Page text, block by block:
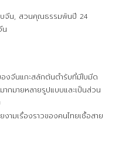
บจีน, สวนคุณธรรมพันปี 24
น
งจีนแกะสลักต้นตำรับที่มีใบมีด
ากมายหลายรูปแบบและเป็นส่วน
ามเรื่องราวของคนไทยเชื้อสาย